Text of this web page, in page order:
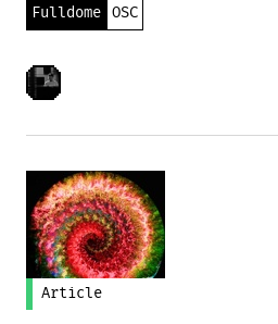
Fulldome OSC
Article